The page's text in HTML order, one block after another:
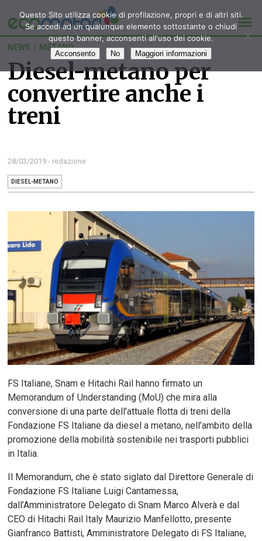
NEWS / METANO
Diesel-metano per
convertire anche i
treni
28/03/2019 - redazione
DIESEL-METANO
FS Italiane, Snam e Hitachi Rail hanno firmato un
Memorandum of Understanding (MoU) che mira alla
conversione di una parte dell’attuale flotta di treni della
Fondazione FS Italiane da diesel a metano, nell’ambito della
promozione della mobilità sostenibile nei trasporti pubblici
in Italia.
Il Memorandum, che è stato siglato dal Direttore Generale di
Fondazione FS Italiane Luigi Cantamessa,
dall’Amministratore Delegato di Snam Marco Alverà e dal
CEO di Hitachi Rail Italy Maurizio Manfellotto, presente
Gianfranco Battisti, Amministratore Delegato di FS Italiane,
Questo Sito utilizza cookie di profilazione, propri e di altri siti.
Se accedi ad un qualunque elemento sottostante o chiudi
questo banner, acconsenti all'uso dei cookie.
Acconsento No Maggiori informazioni